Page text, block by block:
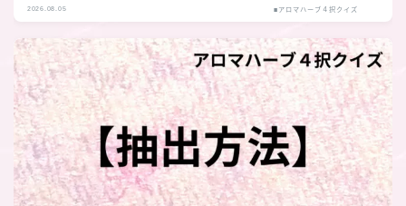
2026.08.05 ■アロマハーブ４択クイズ